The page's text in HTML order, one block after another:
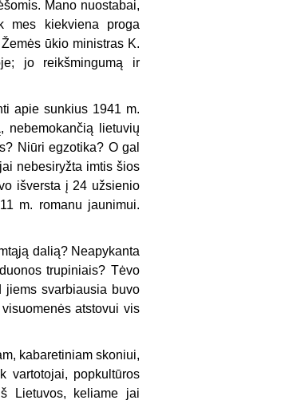
Mano nuostabai,
mes kiekviena proga
ūkio mi­nistras K.
jo reikšmingumą ir
apie sunkius 1941 m.
nebemokančią lietuvių
Niūri egzotika? O gal
nebesiryžta imtis šios
išversta į 24 užsienio
m. romanu jaunimui.
dalią? Neapykanta
trupiniais? Tėvo
jiems svarbiausia buvo
atstovui vis
kabaretiniam skoniui,
vartotojai, popkultūros
Lietuvos, keliame jai